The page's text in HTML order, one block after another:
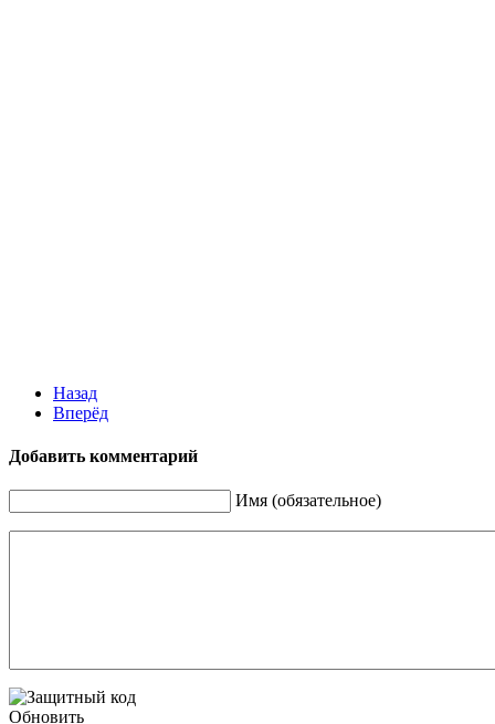
Назад
Вперёд
Добавить комментарий
Имя (обязательное)
Обновить